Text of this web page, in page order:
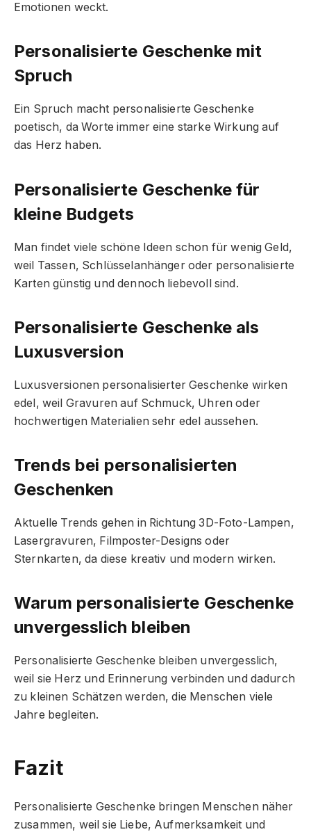
Emotionen weckt.
Personalisierte Geschenke mit
Spruch
Ein Spruch macht personalisierte Geschenke
poetisch, da Worte immer eine starke Wirkung auf
das Herz haben.
Personalisierte Geschenke für
kleine Budgets
Man findet viele schöne Ideen schon für wenig Geld,
weil Tassen, Schlüsselanhänger oder personalisierte
Karten günstig und dennoch liebevoll sind.
Personalisierte Geschenke als
Luxusversion
Luxusversionen personalisierter Geschenke wirken
edel, weil Gravuren auf Schmuck, Uhren oder
hochwertigen Materialien sehr edel aussehen.
Trends bei personalisierten
Geschenken
Aktuelle Trends gehen in Richtung 3D-Foto-Lampen,
Lasergravuren, Filmposter-Designs oder
Sternkarten, da diese kreativ und modern wirken.
Warum personalisierte Geschenke
unvergesslich bleiben
Personalisierte Geschenke bleiben unvergesslich,
weil sie Herz und Erinnerung verbinden und dadurch
zu kleinen Schätzen werden, die Menschen viele
Jahre begleiten.
Fazit
Personalisierte Geschenke bringen Menschen näher
zusammen, weil sie Liebe, Aufmerksamkeit und